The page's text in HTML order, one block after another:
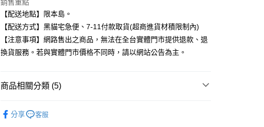
全盈+PAY
大哥付你分期
【大哥付你分期使用說明】
1.本服務由台灣大哥大提供，台灣大哥大用戶可立即使用無須另外申請。
完成交易。
ATM付款
運送方式
銷售重點
【配送地點】限本島。
【配送方式】黑貓宅急便、7-11付款取貨(超商進貨材積限制內)
【注意事項】網路售出之商品，無法在全台實體門市提供退款、退
換貨服務。若與實體門市價格不同時，請以網站公告為主。
商品相關分類 (5)
分享 客服